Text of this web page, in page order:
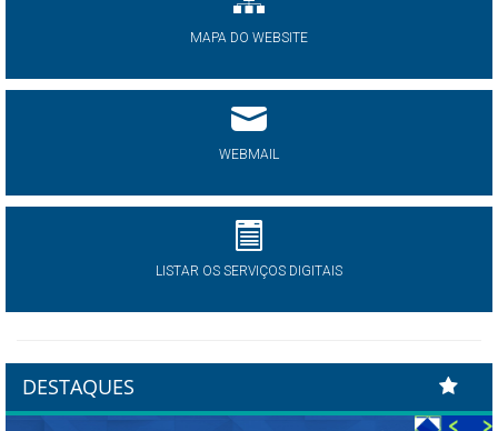
MAPA DO WEBSITE
WEBMAIL
LISTAR OS SERVIÇOS DIGITAIS
DESTAQUES